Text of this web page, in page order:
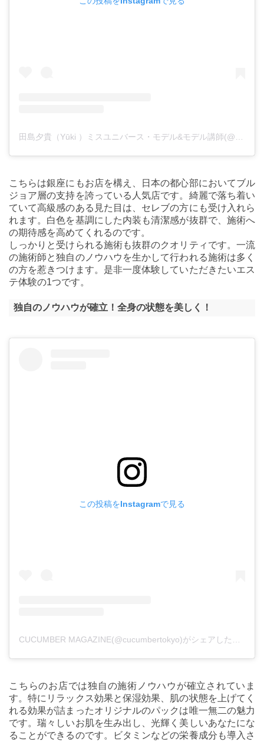
こちらは銀座にもお店を構え、日本の都心部においてブル
ジョア層の支持を誇っている人気店です。綺麗で落ち着い
ていて高級感のある見た目は、セレブの方にも受け入れら
れます。白色を基調にした内装も清潔感が抜群で、施術へ
の期待感を高めてくれるのです。
しっかりと受けられる施術も抜群のクオリティです。一流
の施術師と独自のノウハウを生かして行われる施術は多く
の方を惹きつけます。是非一度体験していただきたいエス
テ体験の1つです。
独自のノウハウが確立！全身の状態を美しく！
この投稿をInstagramで見る
CUCUMBER MAGAZINE(@cucumbertokyo)がシェアした投稿
こちらのお店では独自の施術ノウハウが確立されていま
す。特にリラックス効果と保湿効果、肌の状態を上げてく
れる効果が詰まったオリジナルのパックは唯一無二の魅力
です。瑞々しいお肌を生み出し、光輝く美しいあなたにな
ることができるのです。ビタミンなどの栄養成分も導入さ